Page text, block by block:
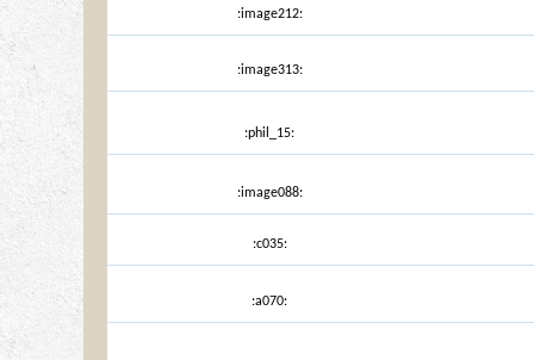
:image212:
:image313:
:phil_15:
:image088:
:c035:
:a070: